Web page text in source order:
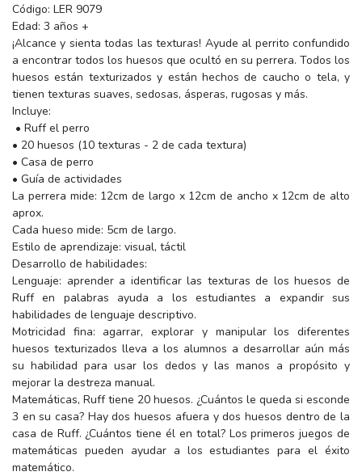
Código: LER 9079
Edad: 3 años +
¡Alcance y sienta todas las texturas! Ayude al perrito confundido
a encontrar todos los huesos que ocultó en su perrera. Todos los
huesos están texturizados y están hechos de caucho o tela, y
tienen texturas suaves, sedosas, ásperas, rugosas y más.
Incluye:
• Ruff el perro
• 20 huesos (10 texturas - 2 de cada textura)
• Casa de perro
• Guía de actividades
La perrera mide: 12cm de largo x 12cm de ancho x 12cm de alto
aprox.
Cada hueso mide: 5cm de largo.
Estilo de aprendizaje: visual, táctil
Desarrollo de habilidades:
Lenguaje: aprender a identificar las texturas de los huesos de
Ruff en palabras ayuda a los estudiantes a expandir sus
habilidades de lenguaje descriptivo.
Motricidad fina: agarrar, explorar y manipular los diferentes
huesos texturizados lleva a los alumnos a desarrollar aún más
su habilidad para usar los dedos y las manos a propósito y
mejorar la destreza manual.
Matemáticas, Ruff tiene 20 huesos. ¿Cuántos le queda si esconde
3 en su casa? Hay dos huesos afuera y dos huesos dentro de la
casa de Ruff. ¿Cuántos tiene él en total? Los primeros juegos de
matemáticas pueden ayudar a los estudiantes para el éxito
matemático.